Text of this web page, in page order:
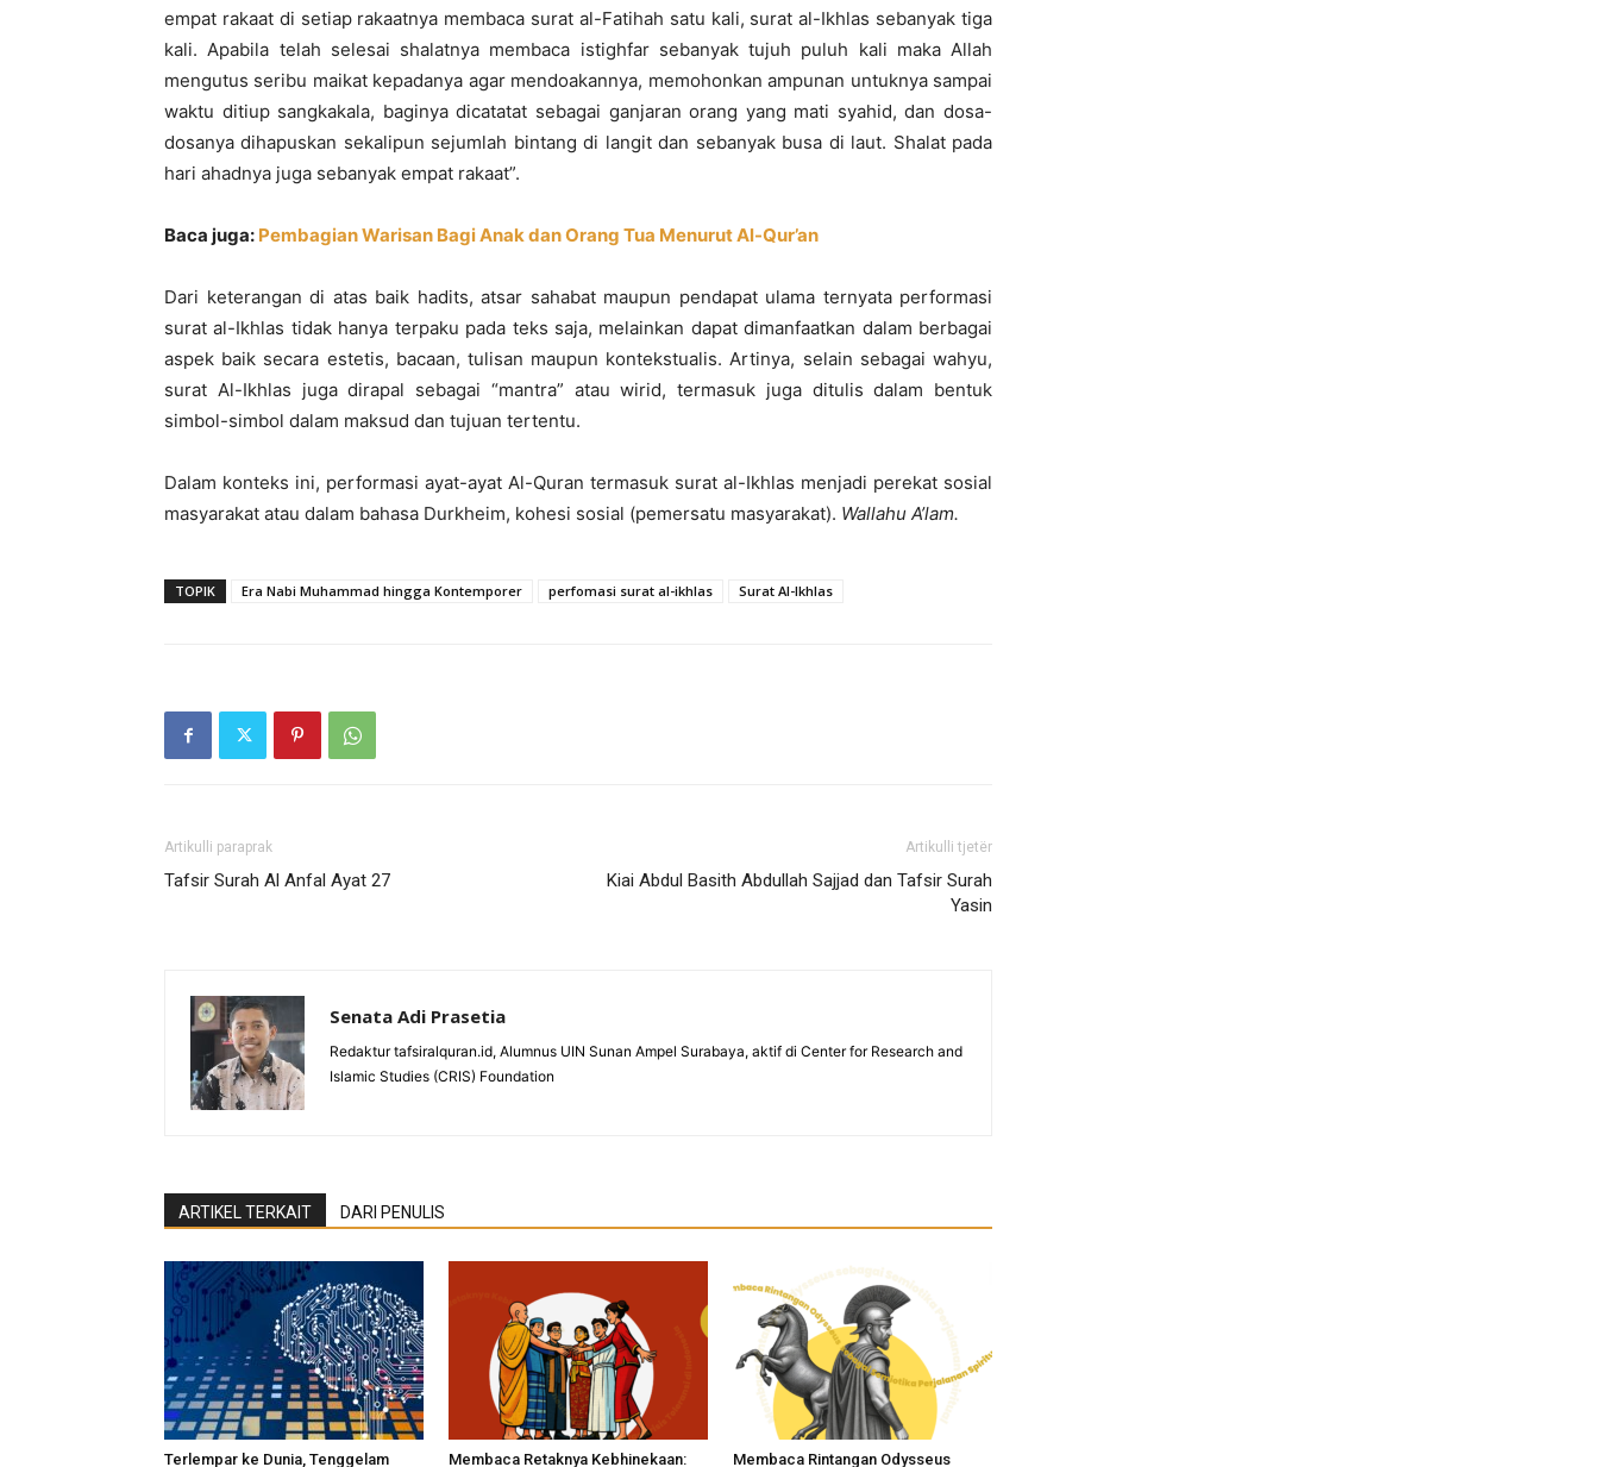
empat rakaat di setiap rakaatnya membaca surat al-Fatihah satu kali, surat al-Ikhlas sebanyak tiga
kali. Apabila telah selesai shalatnya membaca istighfar sebanyak tujuh puluh kali maka Allah
mengutus seribu maikat kepadanya agar mendoakannya, memohonkan ampunan untuknya sampai
waktu ditiup sangkakala, baginya dicatatat sebagai ganjaran orang yang mati syahid, dan dosa-
dosanya dihapuskan sekalipun sejumlah bintang di langit dan sebanyak busa di laut. Shalat pada
hari ahadnya juga sebanyak empat rakaat”.
Baca juga: Pembagian Warisan Bagi Anak dan Orang Tua Menurut Al-Qur’an
Dari keterangan di atas baik hadits, atsar sahabat maupun pendapat ulama ternyata performasi
surat al-Ikhlas tidak hanya terpaku pada teks saja, melainkan dapat dimanfaatkan dalam berbagai
aspek baik secara estetis, bacaan, tulisan maupun kontekstualis. Artinya, selain sebagai wahyu,
surat Al-Ikhlas juga dirapal sebagai “mantra” atau wirid, termasuk juga ditulis dalam bentuk
simbol-simbol dalam maksud dan tujuan tertentu.
Dalam konteks ini, performasi ayat-ayat Al-Quran termasuk surat al-Ikhlas menjadi perekat sosial
masyarakat atau dalam bahasa Durkheim, kohesi sosial (pemersatu masyarakat). Wallahu A’lam.
TOPIK Era Nabi Muhammad hingga Kontemporer perfomasi surat al-ikhlas Surat Al-Ikhlas
Artikulli paraprak
Tafsir Surah Al Anfal Ayat 27
Artikulli tjetër
Kiai Abdul Basith Abdullah Sajjad dan Tafsir Surah
Yasin
Senata Adi Prasetia
Redaktur tafsiralquran.id, Alumnus UIN Sunan Ampel Surabaya, aktif di Center for Research and
Islamic Studies (CRIS) Foundation
ARTIKEL TERKAIT DARI PENULIS
Terlempar ke Dunia, Tenggelam Membaca Retaknya Kebhinekaan: Membaca Rintangan Odysseus